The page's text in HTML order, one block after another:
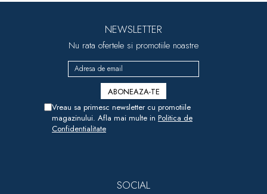
NEWSLETTER
Nu rata ofertele si promotiile noastre
Vreau sa primesc newsletter cu promotiile
magazinului. Afla mai multe in Politica de
Confidentialitate
SOCIAL